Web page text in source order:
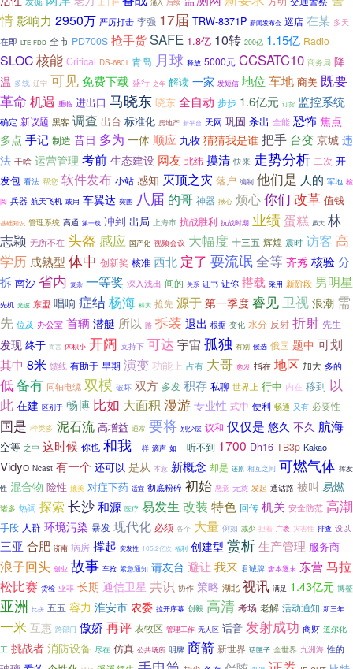
涌入
情影响力 2950万 严厉打击 李强 17届 TRW-8371P 新闻发布会 巡店 在某 多天
在即 LTE-FDD 全市 PD700S 抢手货 SAFE 1.8亿 10转 200亿 1.15亿 Radio
SLOC核能 Critical DS-6801 青岛 月球 释放 5000元 CCSATC10 商务局 降
温 多线 辽宁 可见免费下载 盛行 之年 解读 一家 发短信 地位 车地 商美 既要
革命 机遇 重临 进出口 马晓东 晓东 全自动 步步 1.6亿元 订货 监控系统
确定 新议题 黑客 调查 出台 标准化 房地产 新平台 天网 巩固 杀出 全能 恐怖 焦点
多点 手记 制造 昔日 多为 一体 顺应 九牧 猜猜我是谁 把手 台变京城 违
法 干啥 运营管理 考前 生态建设 网友 北纬 摸清 快来 走势分析 二次 开
发包 看法 帮您 软件发布 小站 感知 灭顶之灾 落户 编制 他们是 人的 军地 检
阅 兵器 航天飞机 或用 车翼达 突围 八届 的哥 神器 揪心 烦心你们 改革 值钱
基础知识 管理系统 高通 第一线 冲到 出局 上海市 抗战胜利 抗战时期 业绩蛋糕 虽大 林
志颖 无所不在 头盔 感应 国产化 视频会议 大幅度 十三五 辉煌 震时 访客 高
学历 成熟型 体中 创新奖 核准 西北 定了 耍流氓全等齐秀 核验分
拆 南沙 省内 复杂 一等奖 深入浅出 间的 关系 证书 让你 搭载 采用 新阶段 男明星
先机 光波 东盟 唱响 症结杨海 科大 抢先 源于 第一季度 睿见卫视 浪潮 需
先 位及 办公室 首辆 潜艇 所以 路 拆装 退出 根据 变化 水分 反射 折射 先生
发现 终于 而言 体积小 开阔 支持下 可达 宇宙 孤独 有别 候选 俄国 题中 可划
其中 8米 馈线 有助于 早期 演变 功能上 占有 大哥 愈发 指在 地区 加大 多的
低备有 同轴电缆 双模 破坏 双方 多发 积存 私聊 世界上 行中 内在 移到 以
此 在建 区别于 畅博 比如 大面积 漫游 专业性 式中 便利 畅通 又有 必要性
国是 种类多 泥石流 高增益 通常 要将 别少层 议和 仅仅是 悠久 不久 航海
空等 之中 这时候 你也 和我 一样 滴声 如一 听不到 1700 Dh16 TB3p Kakao
Vidyo Ncast 有一个 还可以 是从 本意 新概念 却是 还原 相互之间 可燃气体 挥发
性 混合物 险性 媲美 对症下药 适宜 彻底粉碎 初始 恶意 无意 发起 通话路 被叫 易燃
诸多 热词 探索 长沙和源 医疗 易发生 改装 特色 回传 机关 安全防范 高潮
手段 人群 环境污染 暴发 现代化 必须 各个 大量 例如 减少 担着 广袤 灾害性 排查 设以
三亚 合肥 济南 病房 撑起 突发性 105.2亿次 福利 创建型 赏析生产管理 服务商
浪子回头 创业 故事 车抢 紧急通知 请友台 避让 我来 君诚牌 舍本逐末 东营马拉
松比赛 货检 亚非 长期 通信卫星 共识 协作 策略 湖北 视讯 满足 1.43亿元 博鳌
亚洲 比拼 五五 容力 淮安市 农委 拉开序幕 创毅 高清 考场 老解 活动通知 新三年
一米 互惠 跨部门 傲娇再评 农牧区 管理工作 无人区 话音 发射成功 商财 道尔化
工 挑战者 消防设备 尽在 仿真 公共场所 明牌 商箭 新世界 话匣子 全世界 九洲海 性的